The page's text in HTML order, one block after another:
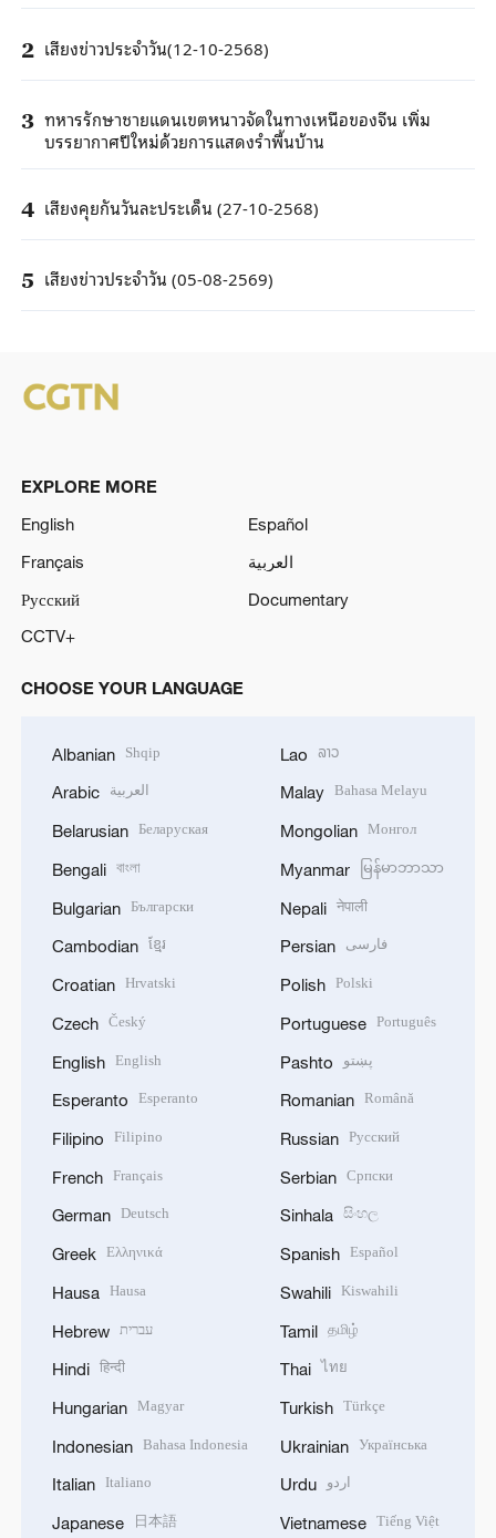
2 เสียงข่าวประจำวัน(12-10-2568)
3 ทหารรักษาชายแดนเขตหนาวจัดในทางเหนือของจีน เพิ่ม
บรรยากาศปีใหม่ด้วยการแสดงรำพื้นบ้าน
4 เสียงคุยกันวันละประเด็น (27-10-2568)
5 เสียงข่าวประจำวัน (05-08-2569)
EXPLORE MORE
English
Español
Français
العربية
Русский
Documentary
CCTV+
CHOOSE YOUR LANGUAGE
Albanian Shqip
Arabic العربية
Belarusian Беларуская
Bengali বাংলা
Bulgarian Български
Cambodian ខ្មែរ
Croatian Hrvatski
Czech Český
English English
Esperanto Esperanto
Filipino Filipino
French Français
German Deutsch
Greek Ελληνικά
Hausa Hausa
Hebrew עברית
Hindi हिन्दी
Hungarian Magyar
Indonesian Bahasa Indonesia
Italian Italiano
Japanese 日本語
Lao ລາວ
Malay Bahasa Melayu
Mongolian Монгол
Myanmar မြန်မာဘာသာ
Nepali नेपाली
Persian فارسی
Polish Polski
Portuguese Português
Pashto پښتو
Romanian Română
Russian Русский
Serbian Српски
Sinhala සිංහල
Spanish Español
Swahili Kiswahili
Tamil தமிழ்
Thai ไทย
Turkish Türkçe
Ukrainian Українська
Urdu اردو
Vietnamese Tiếng Việt